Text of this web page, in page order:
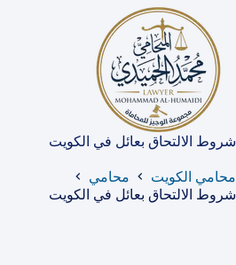
المحتوى
شروط الالتحاق بعائل في الكويت
محامي الكويت
محامي
شروط الالتحاق بعائل في الكويت